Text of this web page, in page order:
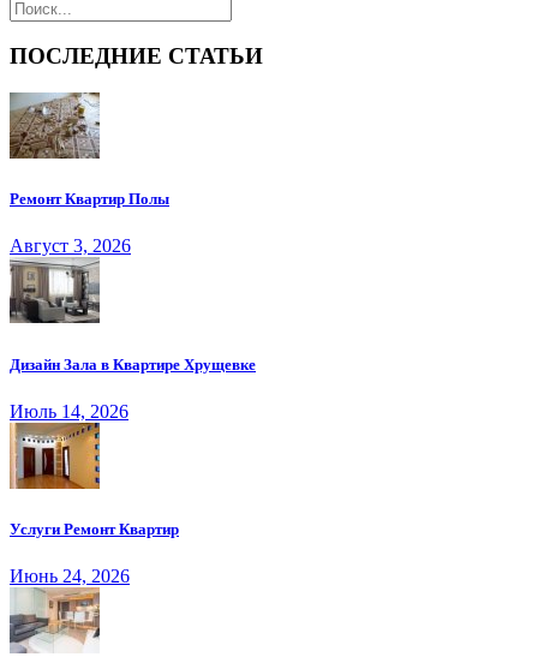
ПОСЛЕДНИЕ СТАТЬИ
Ремонт Квартир Полы
Август 3, 2026
Дизайн Зала в Квартире Хрущевке
Июль 14, 2026
Услуги Ремонт Квартир
Июнь 24, 2026